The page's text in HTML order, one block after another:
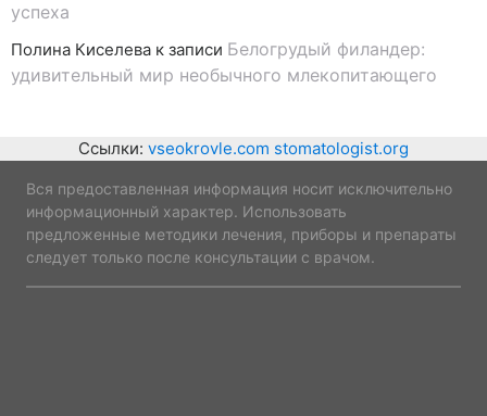
успеха
Полина Киселева к записи Белогрудый филандер:
удивительный мир необычного млекопитающего
Ссылки: vseokrovle.com stomatologist.org
Вся предоставленная информация носит исключительно
информационный характер. Использовать
предложенные методики лечения, приборы и препараты
следует только после консультации с врачом.